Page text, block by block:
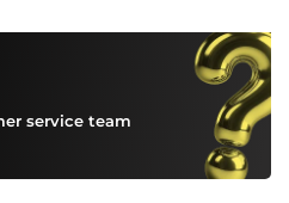
service team